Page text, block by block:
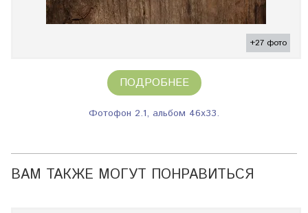
+27 фото
ПОДРОБНЕЕ
Фотофон 2.1, альбом 46х33.
ВАМ ТАКЖЕ МОГУТ ПОНРАВИТЬСЯ